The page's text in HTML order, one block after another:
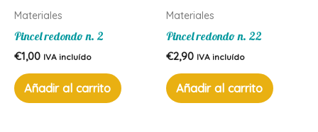
Materiales
Pincel redondo n. 2
€1,00 IVA incluído
Añadir al carrito
Materiales
Pincel redondo n. 22
€2,90 IVA incluído
Añadir al carrito